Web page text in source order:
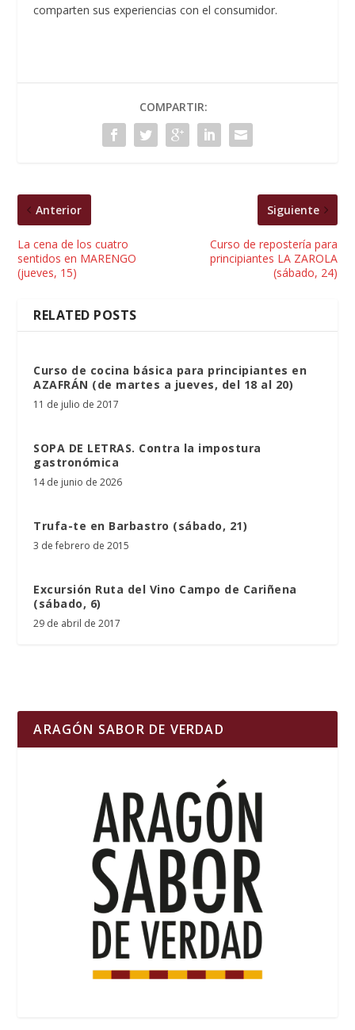
comparten sus experiencias con el consumidor.
COMPARTIR:
Anterior
La cena de los cuatro
sentidos en MARENGO
(jueves, 15)
Siguiente
Curso de repostería para
principiantes LA ZAROLA
(sábado, 24)
RELATED POSTS
Curso de cocina básica para principiantes en
AZAFRÁN (de martes a jueves, del 18 al 20)
11 de julio de 2017
SOPA DE LETRAS. Contra la impostura
gastronómica
14 de junio de 2026
Trufa-te en Barbastro (sábado, 21)
3 de febrero de 2015
Excursión Ruta del Vino Campo de Cariñena
(sábado, 6)
29 de abril de 2017
ARAGÓN SABOR DE VERDAD